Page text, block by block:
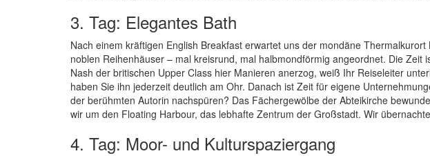
3. Tag: Elegantes Bath
Nach einem kräftigen English Breakfast erwartet uns der mondäne
noblen Reihenhäuser – mal kreisrund, mal halbmondförmig angeordnet. Die Zeit
Nash der britischen Upper Class hier Manieren anerzog, weiß Ihr Reiseleiter
haben Sie ihn jederzeit deutlich am Ohr. Danach ist Zeit für eigene
der berühmten Autorin nachspüren? Das Fächergewölbe der Abteikirche
wir um den Floating Harbour, das lebhafte Zentrum der Großstadt. Wir
4. Tag: Moor- und Kulturspaziergang